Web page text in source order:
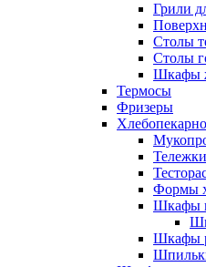
Грили
Столы
Столы
Шкафы
Термосы
Фризеры
Формы
Шкафы
Шкафы